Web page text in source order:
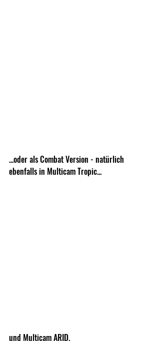
...oder als Combat Version - natürlich
ebenfalls in Multicam Tropic...
und Multicam ARID.